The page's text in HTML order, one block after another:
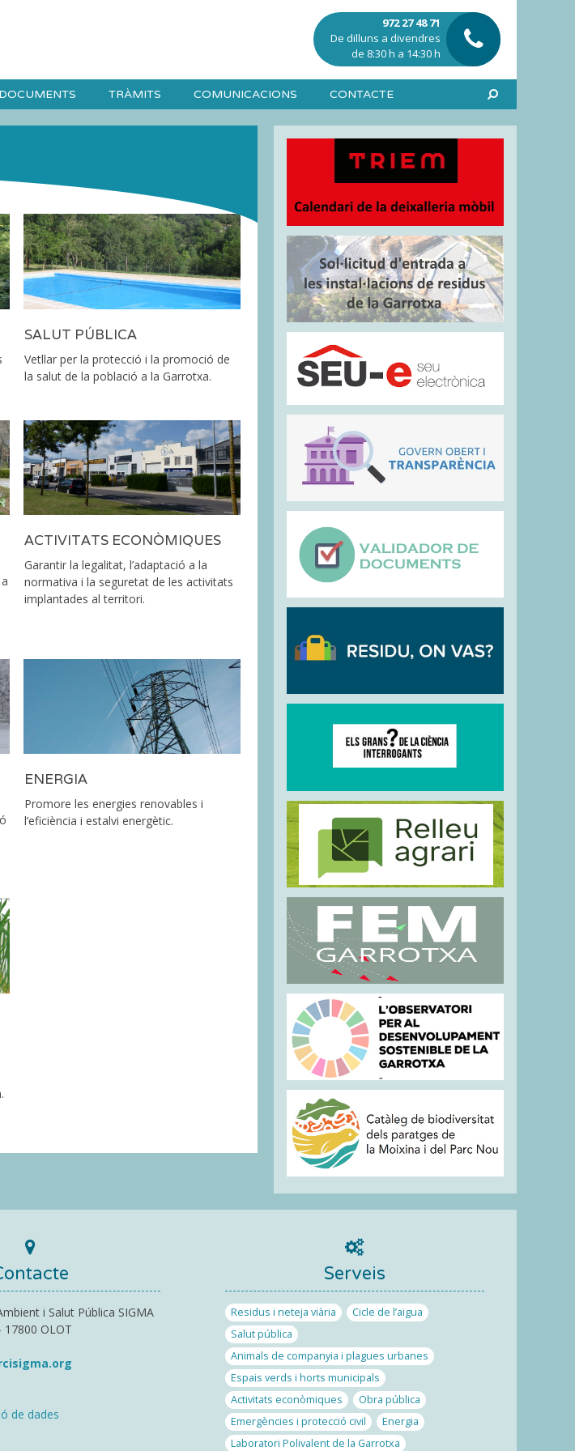
972 27 48 71
De dilluns a divendres
de 8:30 h a 14:30 h
DOCUMENTS TRÀMITS COMUNICACIONS CONTACTE
SALUT PÚBLICA
Vetllar per la protecció i la promoció de
la salut de la població a la Garrotxa.
ACTIVITATS ECONÒMIQUES
Garantir la legalitat, l’adaptació a la
normativa i la seguretat de les activitats
implantades al territori.
ENERGIA
Promore les energies renovables i
l’eficiència i estalvi energètic.
i Salut Pública SIGMA
17800 OLOT
de dades
Serveis
Residus i neteja viària
Cicle de l’aigua
Salut pública
Animals de companyia i plagues urbanes
Espais verds i horts municipals
Activitats econòmiques
Obra pública
Emergències i protecció civil
Energia
Laboratori Polivalent de la Garrotxa